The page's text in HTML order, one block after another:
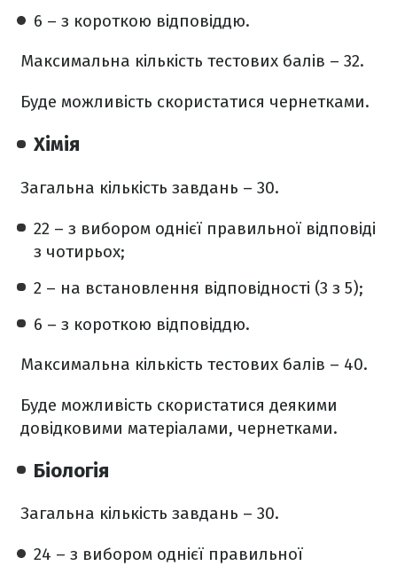
6 – з короткою відповіддю.
Максимальна кількість тестових балів – 32.
Буде можливість скористатися чернетками.
Хімія
Загальна кількість завдань – 30.
22 – з вибором однієї правильної відповіді
з чотирьох;
2 – на встановлення відповідності (3 з 5);
6 – з короткою відповіддю.
Максимальна кількість тестових балів – 40.
Буде можливість скористатися деякими
довідковими матеріалами, чернетками.
Біологія
Загальна кількість завдань – 30.
24 – з вибором однієї правильної